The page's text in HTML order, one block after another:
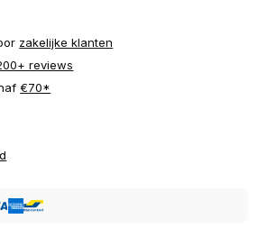
zakelijke klanten
reviews
€70*